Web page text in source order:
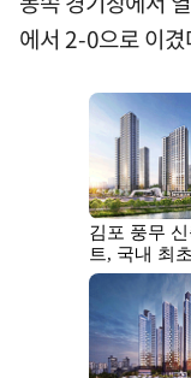
에서 2-0으로 이겼